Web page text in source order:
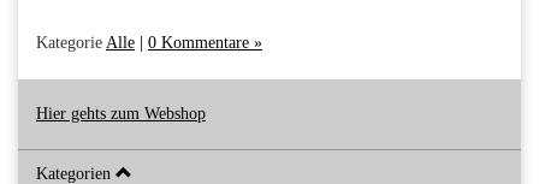
Kategorie Alle 0 Kommentare »
Hier gehts zum Webshop
Kategorien